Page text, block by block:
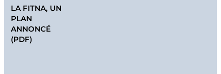
LA FITNA, UN
PLAN
ANNONCÉ
(PDF)